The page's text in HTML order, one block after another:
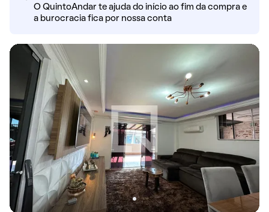
O QuintoAndar te ajuda do início ao fim da compra e
a burocracia fica por nossa conta